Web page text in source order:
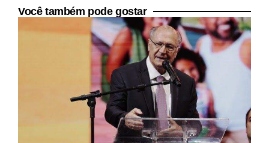
Você também pode gostar